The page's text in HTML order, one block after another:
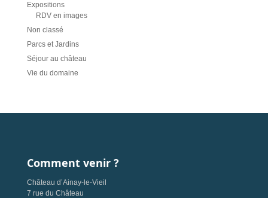
Expositions
RDV en images
Non classé
Parcs et Jardins
Séjour au château
Vie du domaine
Comment venir ?
Château d’Ainay-le-Vieil
7 rue du Château